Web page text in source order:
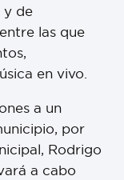
y de
las que
en vivo.
a un
por
Rodrigo
a cabo